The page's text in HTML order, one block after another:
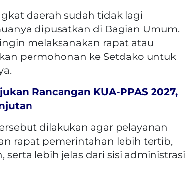
daerah sudah tidak lagi
dipusatkan di Bagian Umum.
melaksanakan rapat atau
permohonan ke Setdako untuk
Rancangan KUA-PPAS 2027,
dilakukan agar pelayanan
rapat pemerintahan lebih tertib,
lebih jelas dari sisi administrasi